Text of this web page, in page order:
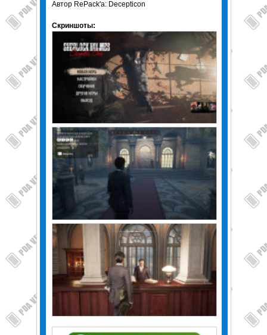
Автор RePack'a: Decepticon
Скриншоты: